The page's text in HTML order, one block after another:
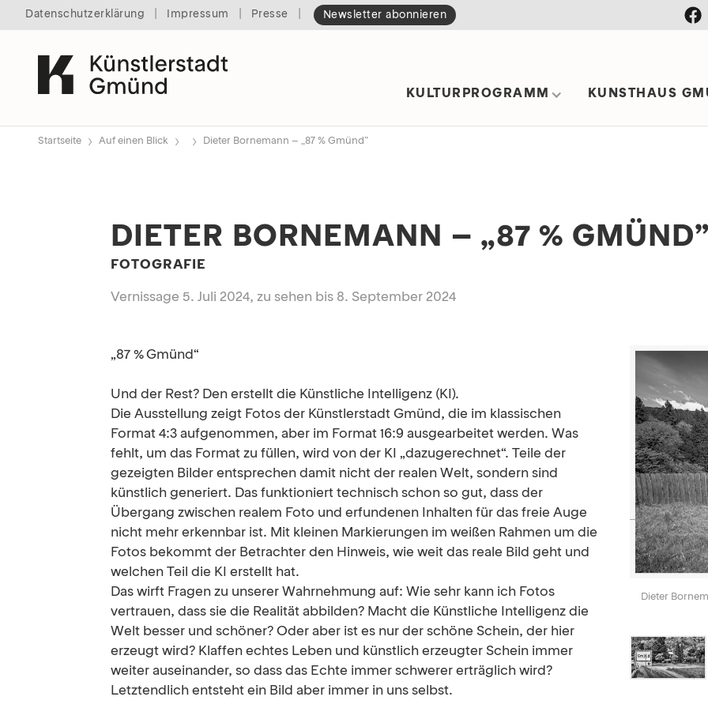
Datenschutzerklärung Impressum Presse Newsletter abonnieren
KULTURPROGRAMM KUNSTHAUS
Startseite › Auf einen Blick › › Dieter Bornemann – „87 % Gmünd”
DIETER BORNEMANN – „87 %
FOTOGRAFIE
Vernissage 5. Juli 2024, zu sehen bis 8. September 2024
„87 % Gmünd“
Und der Rest? Den erstellt die Künstliche Intelligenz (KI).
Die Ausstellung zeigt Fotos der Künstlerstadt Gmünd, die im klassischen
Format 4:3 aufgenommen, aber im Format 16:9 ausgearbeitet werden. Was
fehlt, um das Format zu füllen, wird von der KI „dazugerechnet“. Teile der
gezeigten Bilder entsprechen damit nicht der realen Welt, sondern sind
künstlich generiert. Das funktioniert technisch schon so gut, dass der
Übergang zwischen realem Foto und erfundenen Inhalten für das freie Auge
nicht mehr erkennbar ist. Mit kleinen Markierungen im weißen Rahmen um die
Fotos bekommt der Betrachter den Hinweis, wie weit das reale Bild geht und
welchen Teil die KI erstellt hat.
Das wirft Fragen zu unserer Wahrnehmung auf: Wie sehr kann ich Fotos
vertrauen, dass sie die Realität abbilden? Macht die Künstliche Intelligenz die
Welt besser und schöner? Oder aber ist es nur der schöne Schein, der hier
erzeugt wird? Klaffen echtes Leben und künstlich erzeugter Schein immer
weiter auseinander, so dass das Echte immer schwerer erträglich wird?
Letztendlich entsteht ein Bild aber immer in uns selbst.
Dieter